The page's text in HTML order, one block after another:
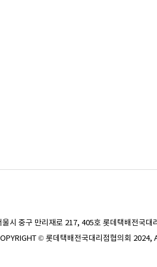
울시 중구 만리재로 217, 405호 롯데택배전국대
© 롯데택배전국대리점협의회